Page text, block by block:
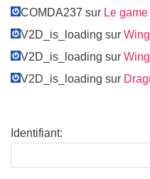
COMDA237 sur Le game
V2D_is_loading sur
V2D_is_loading sur
V2D_is_loading sur
Identifiant: